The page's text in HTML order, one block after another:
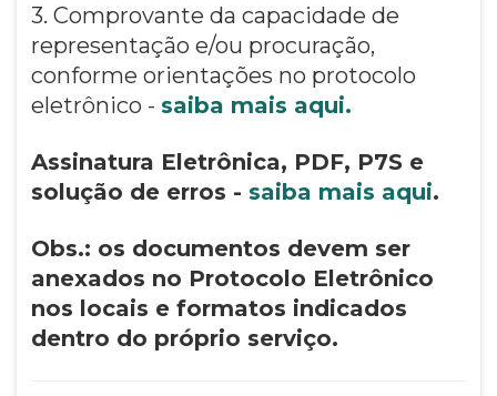
3. Comprovante da capacidade de
representação e/ou procuração,
conforme orientações no protocolo
eletrônico - saiba mais aqui.
Assinatura Eletrônica, PDF, P7S e
solução de erros - saiba mais aqui.
Obs.: os documentos devem ser
anexados no Protocolo Eletrônico
nos locais e formatos indicados
dentro do próprio serviço.